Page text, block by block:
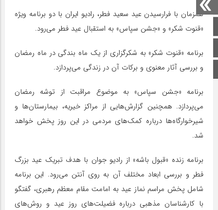
صفحه اصلی
اینستاگرام
برو بالا
همزمان با فرارسیدن عید سعید فطر، رادیو ایران با دو برنامه ویژه
«قنوت شکر» و «جشن سپاس» به استقبال عید فطر می‌رود.
برنامه «قنوت شکر» به شکرگزاری از یک ماه بندگی در ماه رمضان
و بررسی آثار معنوی و برکات آن در زندگی می‌پردازد.
برنامه «جشن سپاس» به موضوع مراقبت از توشه رمضان
می‌پردازد. همچنین گزارش‌هایی از مراکز خیریه، بیمارستان‌ها و
شیرخوارگاه‌ها درباره کمک‌های مردمی در این روز پخش خواهد
شد.
برنامه زنده «قبول باشه» از رادیو جوان با هدف تبریک عید بزرگ
فطر و بررسی ابعاد مختلف آن به روی آنتن می‌رود. این برنامه
شامل پخش مراسم نماز عید به امامت مقام معظم رهبری، گفتگو
با کارشناسان مذهبی درباره فضیلت‌های روز عید و روش‌های